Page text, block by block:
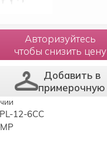
Авторизуйтесь
чтобы снизить цену
Добавить в
примерочную
12-6CC